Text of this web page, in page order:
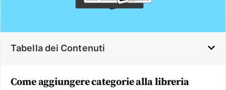
Tabella dei Contenuti
Come aggiungere categorie alla libreria